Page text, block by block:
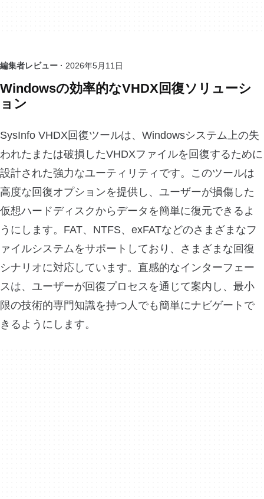
編集者レビュー · 2026年5月11日
Windowsの効率的なVHDX回復ソリューシ
ョン
SysInfo VHDX回復ツールは、Windowsシステム上の失
われたまたは破損したVHDXファイルを回復するために
設計された強力なユーティリティです。このツールは
高度な回復オプションを提供し、ユーザーが損傷した
仮想ハードディスクからデータを簡単に復元できるよ
うにします。FAT、NTFS、exFATなどのさまざまなフ
ァイルシステムをサポートしており、さまざまな回復
シナリオに対応しています。直感的なインターフェー
スは、ユーザーが回復プロセスを通じて案内し、最小
限の技術的専門知識を持つ人でも簡単にナビゲートで
きるようにします。